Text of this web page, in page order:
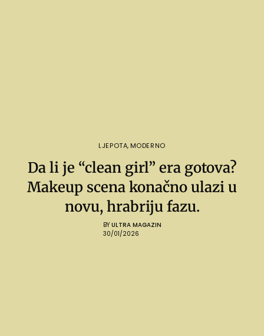
LJEPOTA, MODERNO
Da li je “clean girl” era gotova?
Makeup scena konačno ulazi u
novu, hrabriju fazu.
BY ULTRA MAGAZIN
30/01/2026